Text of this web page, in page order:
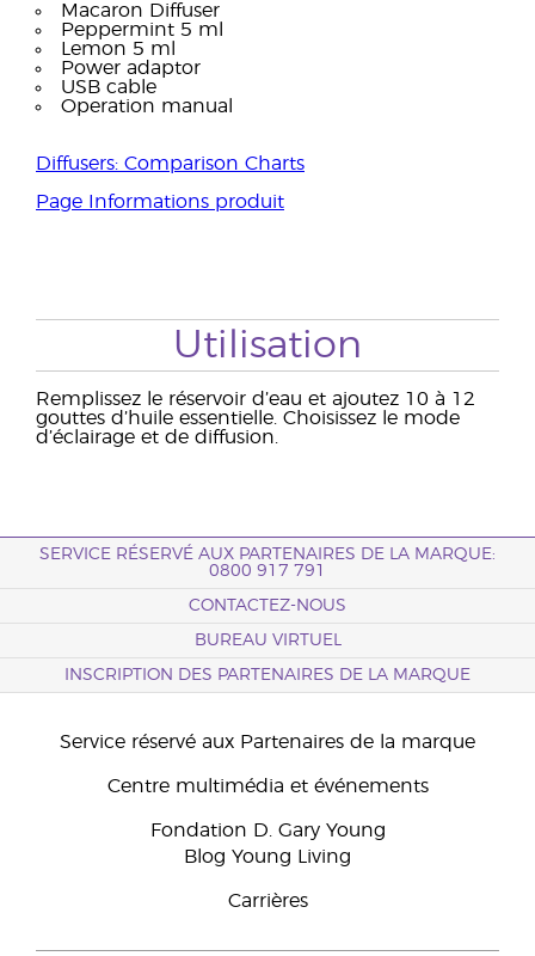
Macaron Diffuser
Peppermint 5 ml
Lemon 5 ml
Power adaptor
USB cable
Operation manual
Diffusers: Comparison Charts
Page Informations produit
Utilisation
Remplissez le réservoir d’eau et ajoutez 10 à 12
gouttes d’huile essentielle. Choisissez le mode
d’éclairage et de diffusion.
SERVICE RÉSERVÉ AUX PARTENAIRES DE LA MARQUE:
0800 917 791
CONTACTEZ-NOUS
BUREAU VIRTUEL
INSCRIPTION DES PARTENAIRES DE LA MARQUE
Service réservé aux Partenaires de la marque
Centre multimédia et événements
Fondation D. Gary Young
Blog Young Living
Carrières